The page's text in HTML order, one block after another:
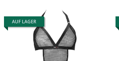
AUF LAGER